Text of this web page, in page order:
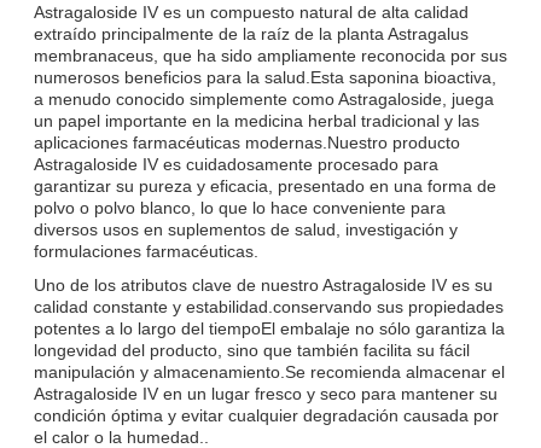
Astragaloside IV es un compuesto natural de alta calidad
extraído principalmente de la raíz de la planta Astragalus
membranaceus, que ha sido ampliamente reconocida por sus
numerosos beneficios para la salud.Esta saponina bioactiva,
a menudo conocido simplemente como Astragaloside, juega
un papel importante en la medicina herbal tradicional y las
aplicaciones farmacéuticas modernas.Nuestro producto
Astragaloside IV es cuidadosamente procesado para
garantizar su pureza y eficacia, presentado en una forma de
polvo o polvo blanco, lo que lo hace conveniente para
diversos usos en suplementos de salud, investigación y
formulaciones farmacéuticas.
Uno de los atributos clave de nuestro Astragaloside IV es su
calidad constante y estabilidad.conservando sus propiedades
potentes a lo largo del tiempoEl embalaje no sólo garantiza la
longevidad del producto, sino que también facilita su fácil
manipulación y almacenamiento.Se recomienda almacenar el
Astragaloside IV en un lugar fresco y seco para mantener su
condición óptima y evitar cualquier degradación causada por
el calor o la humedad..